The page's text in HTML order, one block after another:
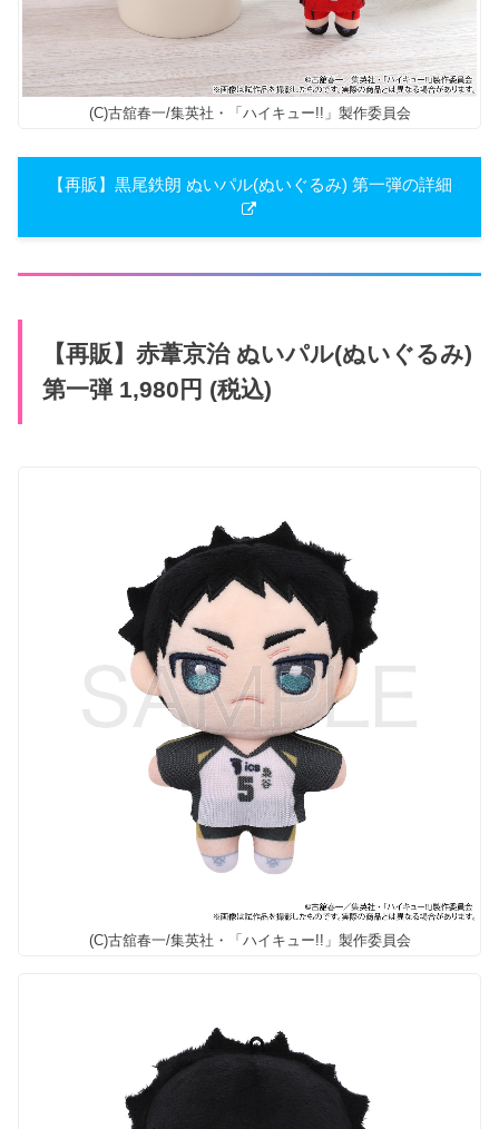
(C)古舘春一/集英社・「ハイキュー!!」製作委員会
【再販】​黒尾鉄朗 ぬいパル(ぬいぐる​み) 第一弾の詳細
【再販】​赤葦京治 ぬいパル(ぬいぐる​み)
第一弾 1,980円 (税込)
(C)古舘春一/集英社・「ハイキュー!!」製作委員会